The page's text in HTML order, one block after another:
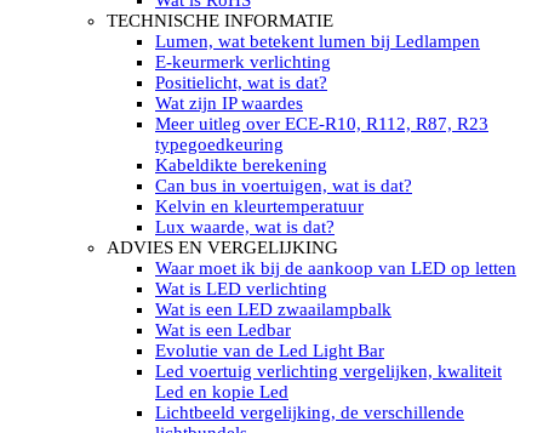
Led Flitsers
Werkverlichting met Led flitsers
Led zwaailampbalk
Led Multi zwaailampbalk
Led flitsbalk compact
Traffic Advisors
Led zwaailicht
Accessoires signalering
Led signalisatie in Subcategorieën
LED KOPLAMPEN GEKEURD
Led koplampen inbouw
Led koplampen opbouw
Led koplampen tractoren
Subcategorieën Led koplampen
LED ZOEKLICHT
Electrische Led zoeklamp Allremote
Electrisch Led zoeklicht Golight
Marinco Roestvrijstaal Led zoeklicht
Elektrisch Led zoeklicht diverse
Led zoeklamp accessoires ALLremote
Led zoeklicht 230V
TECHNISCHE INFORMATIE
Lumen, wat betekent lumen bij Ledlampen
E-keurmerk verlichting
Positielicht, wat is dat?
Wat zijn IP waardes
Meer uitleg over ECE-R10, R112, R87, R23
typegoedkeuring
Kabeldikte berekening
Can bus in voertuigen, wat is dat?
Kelvin en kleurtemperatuur
Lux waarde, wat is dat?
ADVIES EN VERGELIJKING
Waar moet ik bij de aankoop van LED op letten
Wat is LED verlichting
Wat is een LED zwaailampbalk
Wat is een Ledbar
Evolutie van de Led Light Bar
Led voertuig verlichting vergelijken, kwaliteit
Led en kopie Led
Lichtbeeld vergelijking, de verschillende